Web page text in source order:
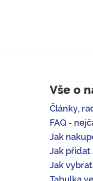
Vše o
Články,
FAQ -
Jak
Jak
Jak